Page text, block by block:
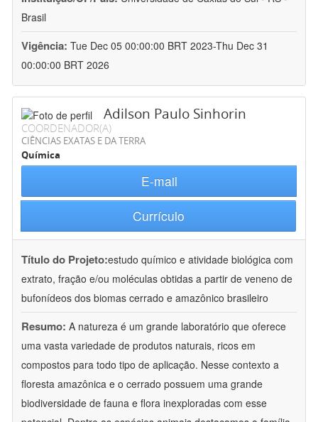
Brasil
Vigência: Tue Dec 05 00:00:00 BRT 2023-Thu Dec 31
00:00:00 BRT 2026
Adilson Paulo Sinhorin
COORDENADOR(A)
CIÊNCIAS EXATAS E DA TERRA
Química
E-mail
Currículo
Título do Projeto:estudo químico e atividade biológica com
extrato, fração e/ou moléculas obtidas a partir de veneno de
bufonídeos dos biomas cerrado e amazônico brasileiro
Resumo: A natureza é um grande laboratório que oferece
uma vasta variedade de produtos naturais, ricos em
compostos para todo tipo de aplicação. Nesse contexto a
floresta amazônica e o cerrado possuem uma grande
biodiversidade de fauna e flora inexploradas com esse